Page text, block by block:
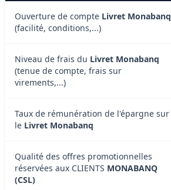
Ouverture de compte Livret Monabanq
(facilité, conditions,...)
Niveau de frais du Livret Monabanq
(tenue de compte, frais sur
virements,...)
Taux de rémunération de l'épargne sur
le Livret Monabanq
Qualité des offres promotionnelles
réservées aux CLIENTS MONABANQ
(CSL)